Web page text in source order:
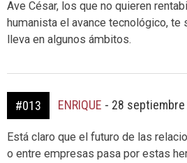
Ave César, los que no quieren
humanista el avance tecnológico, te
lleva en algunos ámbitos.
#013 ENRIQUE - 28
Está claro que el futuro de las
o entre empresas pasa por estas